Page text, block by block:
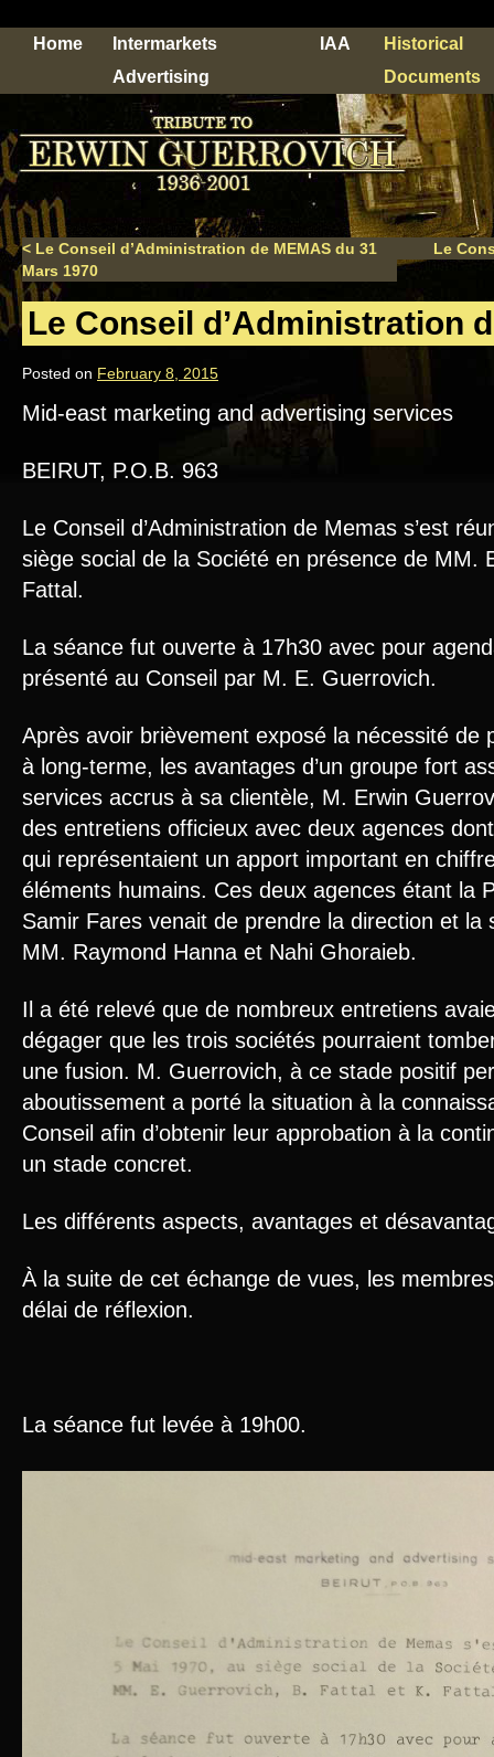
Home
Intermarkets
Advertising
IAA
Historical
Documents
< Le Conseil d’Administration de MEMAS du 31
Mars 1970
Le
Le Conseil d’Administration
Posted on February 8, 2015
Mid-east marketing and advertising services
BEIRUT, P.O.B. 963
Le Conseil d’Administration de Memas s’est
siège social de la Société en présence de MM.
Fattal.
La séance fut ouverte à 17h30 avec pour
présenté au Conseil par M. E. Guerrovich.
Après avoir brièvement exposé la nécessité de
à long-terme, les avantages d’un groupe fort
services accrus à sa clientèle, M. Erwin
des entretiens officieux avec deux agences
qui représentaient un apport impor­tant en
éléments humains. Ces deux agences étant la
Samir Fares venait de prendre la direction et la
MM. Raymond Hanna et Nahi Ghoraieb.
Il a été relevé que de nombreux entretiens
dégager que les trois sociétés pourraient
une fusion. M. Guerrovich, à ce stade positif
aboutissement a porté la situation à la
Conseil afin d’obtenir leur approbation à la
un stade concret.
Les différents aspects, avantages et
À la suite de cet échange de vues, les
délai de réflexion.
La séance fut levée à 19h00.